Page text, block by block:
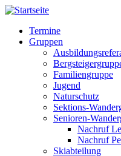
Direkt
Inhalt
Hauptnavigation
Termine
Gruppen
Familiengruppe
Jugend
Naturschutz
Sektions-
Senioren-
Nachruf
Nachruf
Skiabteilung